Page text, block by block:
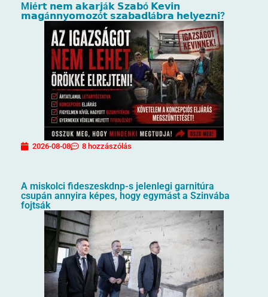
M𝗶é𝗿𝘁 𝗻𝗲𝗺 𝗮𝗸𝗮𝗿𝗷á𝗸 𝗦𝘇𝗮𝗯ó 𝗞𝗲𝘃𝗶𝗻
𝗺𝗮𝗴á𝗻𝗻𝘆𝗼𝗺𝗼𝘇ó𝘁 𝘀𝘇𝗮𝗯𝗮𝗱𝗹á𝗯𝗿𝗮 𝗵𝗲𝗹𝘆𝗲𝘇𝗻𝗶?
2026-08-08 8 hozzászólás
A miskolci fideszeskdnp-s jelenlegi garnitúra
csupán annyira képes, hogy egymást a Szinvába
fojtsák